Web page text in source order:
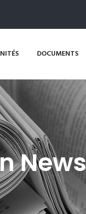
DOCUMENTS
News